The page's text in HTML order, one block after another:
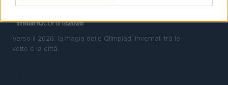
Verso il 2026: la magia delle Olimpiadi invernali tra le
vette e la città.